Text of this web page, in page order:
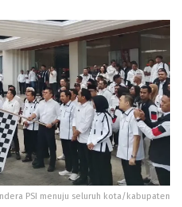
PSI menuju seluruh kota/kabupaten